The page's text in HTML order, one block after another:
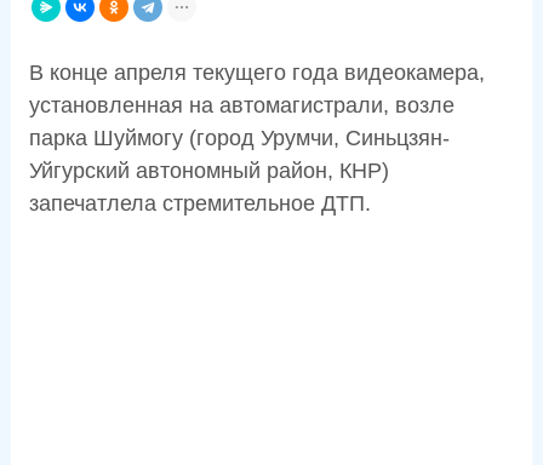
В конце апреля текущего года видеокамера,
установленная на автомагистрали, возле
парка Шуймогу (город Урумчи, Синьцзян-
Уйгурский автономный район, КНР)
запечатлела стремительное ДТП.